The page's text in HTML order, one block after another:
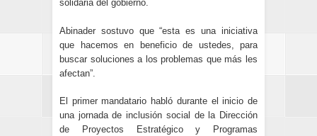
solidaria del gobierno.
Abinader sostuvo que “esta es una iniciativa
que hacemos en beneficio de ustedes, para
buscar soluciones a los problemas que más les
afectan”.
El primer mandatario habló durante el inicio de
una jornada de inclusión social de la Dirección
de Proyectos Estratégico y Programas